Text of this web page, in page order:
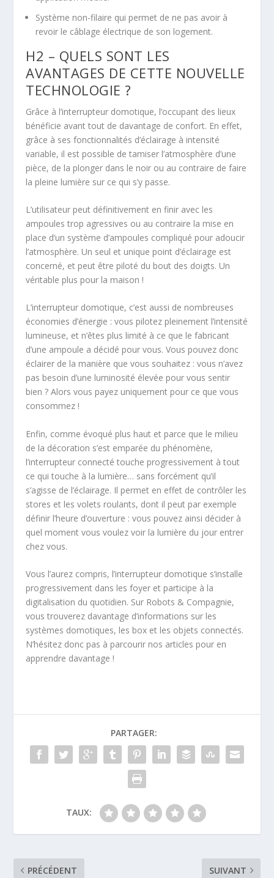
Système non-filaire qui permet de ne pas avoir à
revoir le câblage électrique de son logement.
H2 – QUELS SONT LES
AVANTAGES DE CETTE NOUVELLE
TECHNOLOGIE ?
Grâce à l’interrupteur domotique, l’occupant des lieux
bénéficie avant tout de davantage de confort. En effet,
grâce à ses fonctionnalités d’éclairage à intensité
variable, il est possible de tamiser l’atmosphère d’une
pièce, de la plonger dans le noir ou au contraire de faire
la pleine lumière sur ce qui s’y passe.
L’utilisateur peut définitivement en finir avec les
ampoules trop agressives ou au contraire la mise en
place d’un système d’ampoules compliqué pour adoucir
l’atmosphère. Un seul et unique point d’éclairage est
concerné, et peut être piloté du bout des doigts. Un
véritable plus pour la maison !
L’interrupteur domotique, c’est aussi de nombreuses
économies d’énergie : vous pilotez pleinement l’intensité
lumineuse, et n’êtes plus limité à ce que le fabricant
d’une ampoule a décidé pour vous. Vous pouvez donc
éclairer de la manière que vous souhaitez : vous n’avez
pas besoin d’une luminosité élevée pour vous sentir
bien ? Alors vous payez uniquement pour ce que vous
consommez !
Enfin, comme évoqué plus haut et parce que le milieu
de la décoration s’est emparée du phénomène,
l’interrupteur connecté touche progressivement à tout
ce qui touche à la lumière… sans forcément qu’il
s’agisse de l’éclairage. Il permet en effet de contrôler les
stores et les volets roulants, dont il peut par exemple
définir l’heure d’ouverture : vous pouvez ainsi décider à
quel moment vous voulez voir la lumière du jour entrer
chez vous.
Vous l’aurez compris, l’interrupteur domotique s’installe
progressivement dans les foyer et participe à la
digitalisation du quotidien. Sur Robots & Compagnie,
vous trouverez davantage d’informations sur les
systèmes domotiques, les box et les objets connectés.
N’hésitez donc pas à parcourir nos articles pour en
apprendre davantage !
PARTAGER:
TAUX:
PRÉCÉDENT SUIVANT